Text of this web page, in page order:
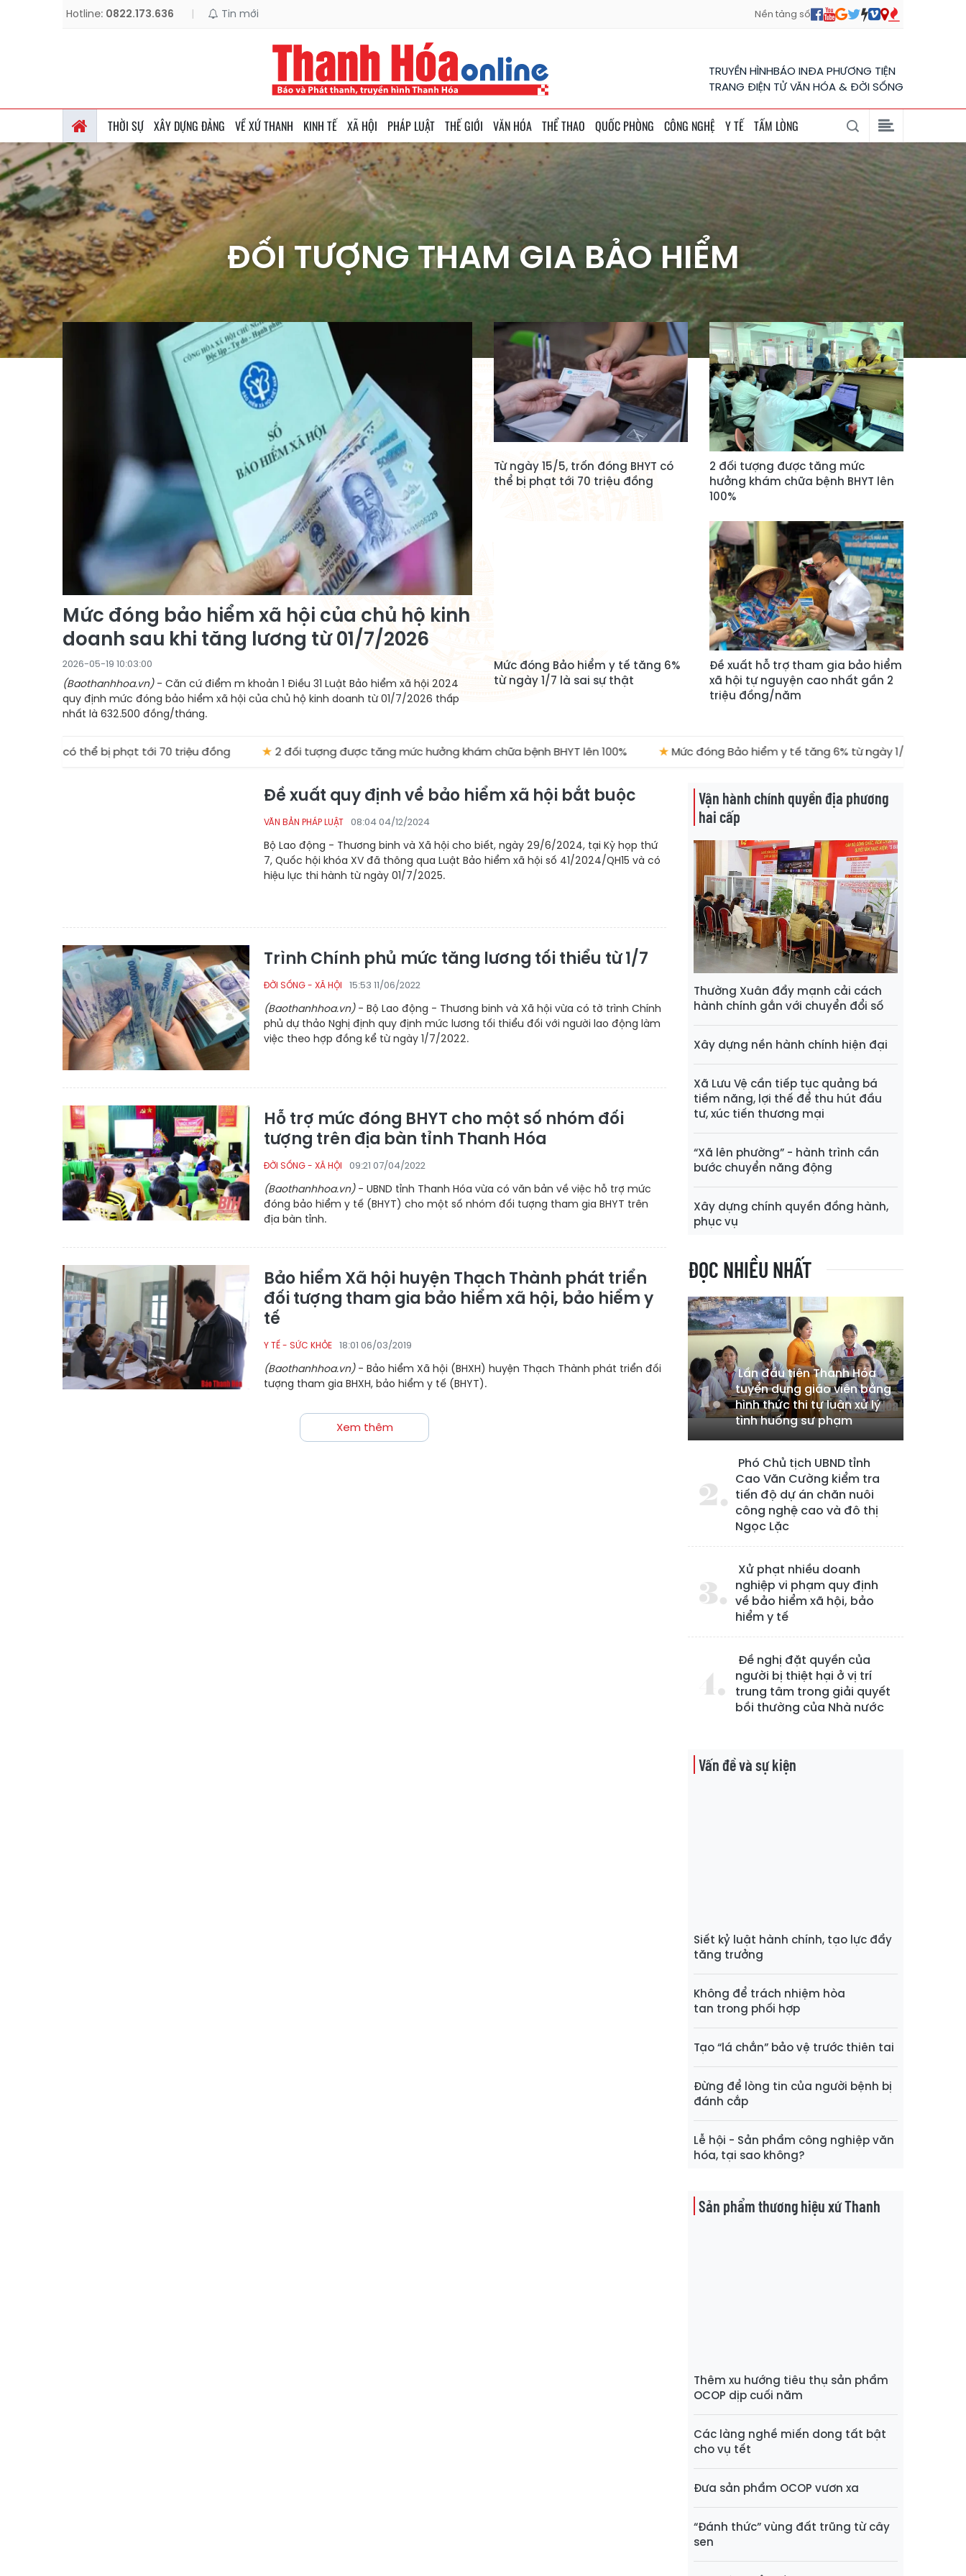
Hotline: 0822.173.636 | Tin mới Nền tảng số
TRUYỀN HÌNHBÁO INĐA PHƯƠNG TIỆN
TRANG ĐIỆN TỬ VĂN HÓA & ĐỜI SỐNG
THỜI SỰ XÂY DỰNG ĐẢNG VỀ XỨ THANH KINH TẾ XÃ HỘI PHÁP LUẬT THẾ GIỚI VĂN HÓA THỂ THAO QUỐC PHÒNG CÔNG NGHỆ Y TẾ TẤM LÒNG
ĐỐI TƯỢNG THAM GIA BẢO HIỂM
Mức đóng bảo hiểm xã hội của chủ hộ kinh
doanh sau khi tăng lương từ 01/7/2026
2026-05-19 10:03:00
(Baothanhhoa.vn)- Căn cứ điểm m khoản 1 Điều 31 Luật Bảo hiểm xã hội 2024
quy định mức đóng bảo hiểm xã hội của chủ hộ kinh doanh từ 01/7/2026 thấp
nhất là 632.500 đồng/tháng.
Từ ngày 15/5, trốn đóng BHYT có
thể bị phạt tới 70 triệu đồng
2 đối tượng được tăng mức
hưởng khám chữa bệnh BHYT lên
100%
Mức đóng Bảo hiểm y tế tăng 6%
từ ngày 1/7 là sai sự thật
Đề xuất hỗ trợ tham gia bảo hiểm
xã hội tự nguyện cao nhất gần 2
triệu đồng/năm
BHYT có thể bị phạt tới 70 triệu đồng 2 đối tượng được tăng mức hưởng khám chữa bệnh BHYT lên 100% Mức đóng Bảo hiểm y tế tăng 6% từ ngày 1/7 là sai sự thật
Đề xuất quy định về bảo hiểm xã hội bắt buộc
VĂN BẢN PHÁP LUẬT 08:04 04/12/2024
Bộ Lao động - Thương binh và Xã hội cho biết, ngày 29/6/2024, tại Kỳ họp thứ
7, Quốc hội khóa XV đã thông qua Luật Bảo hiểm xã hội số 41/2024/QH15 và có
hiệu lực thi hành từ ngày 01/7/2025.
Trình Chính phủ mức tăng lương tối thiểu từ 1/7
ĐỜI SỐNG - XÃ HỘI 15:53 11/06/2022
(Baothanhhoa.vn)- Bộ Lao động - Thương binh và Xã hội vừa có tờ trình Chính
phủ dự thảo Nghị định quy định mức lương tối thiểu đối với người lao động làm
việc theo hợp đồng kể từ ngày 1/7/2022.
Hỗ trợ mức đóng BHYT cho một số nhóm đối
tượng trên địa bàn tỉnh Thanh Hóa
ĐỜI SỐNG - XÃ HỘI 09:21 07/04/2022
(Baothanhhoa.vn)- UBND tỉnh Thanh Hóa vừa có văn bản về việc hỗ trợ mức
đóng bảo hiểm y tế (BHYT) cho một số nhóm đối tượng tham gia BHYT trên
địa bàn tỉnh.
Bảo hiểm Xã hội huyện Thạch Thành phát triển
đối tượng tham gia bảo hiểm xã hội, bảo hiểm y
tế
Y TẾ - SỨC KHỎE 18:01 06/03/2019
(Baothanhhoa.vn)- Bảo hiểm Xã hội (BHXH) huyện Thạch Thành phát triển đối
tượng tham gia BHXH, bảo hiểm y tế (BHYT).
Xem thêm
Vận hành chính quyền địa phương
hai cấp
Thường Xuân đẩy mạnh cải cách
hành chính gắn với chuyển đổi số
Xây dựng nền hành chính hiện đại
Xã Lưu Vệ cần tiếp tục quảng bá
tiềm năng, lợi thế để thu hút đầu
tư, xúc tiến thương mại
“Xã lên phường” - hành trình cần
bước chuyển năng động
Xây dựng chính quyền đồng hành,
phục vụ
ĐỌC NHIỀU NHẤT
Lần đầu tiên Thanh Hóa
tuyển dụng giáo viên bằng
hình thức thi tự luận xử lý
tình huống sư phạm
Phó Chủ tịch UBND tỉnh
Cao Văn Cường kiểm tra
tiến độ dự án chăn nuôi
công nghệ cao và đô thị
Ngọc Lặc
Xử phạt nhiều doanh
nghiệp vi phạm quy định
về bảo hiểm xã hội, bảo
hiểm y tế
Đề nghị đặt quyền của
người bị thiệt hại ở vị trí
trung tâm trong giải quyết
bồi thường của Nhà nước
Vấn đề và sự kiện
Siết kỷ luật hành chính, tạo lực đẩy
tăng trưởng
Không để trách nhiệm hòa
tan trong phối hợp
Tạo “lá chắn” bảo vệ trước thiên tai
Đừng để lòng tin của người bệnh bị
đánh cắp
Lễ hội - Sản phẩm công nghiệp văn
hóa, tại sao không?
Sản phẩm thương hiệu xứ Thanh
Thêm xu hướng tiêu thụ sản phẩm
OCOP dịp cuối năm
Các làng nghề miến dong tất bật
cho vụ tết
Đưa sản phẩm OCOP vươn xa
“Đánh thức” vùng đất trũng từ cây
sen